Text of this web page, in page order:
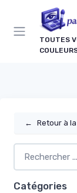
TOUTES
← Retour à
Catégories
Panneau de